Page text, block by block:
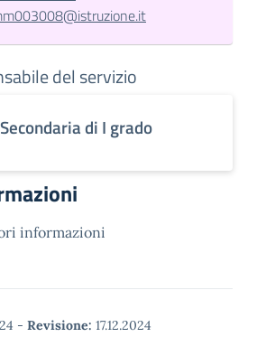
del servizio
di I grado
informazioni
- Revisione: 17.12.2024